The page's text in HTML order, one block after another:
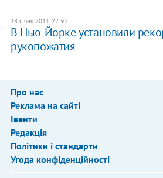
18 січня 2011, 22:30
В Нью-Йорке установили
рукопожатия
Про нас
Реклама на сайті
Івенти
Редакція
Політики і стандарти
Угода конфіденційності